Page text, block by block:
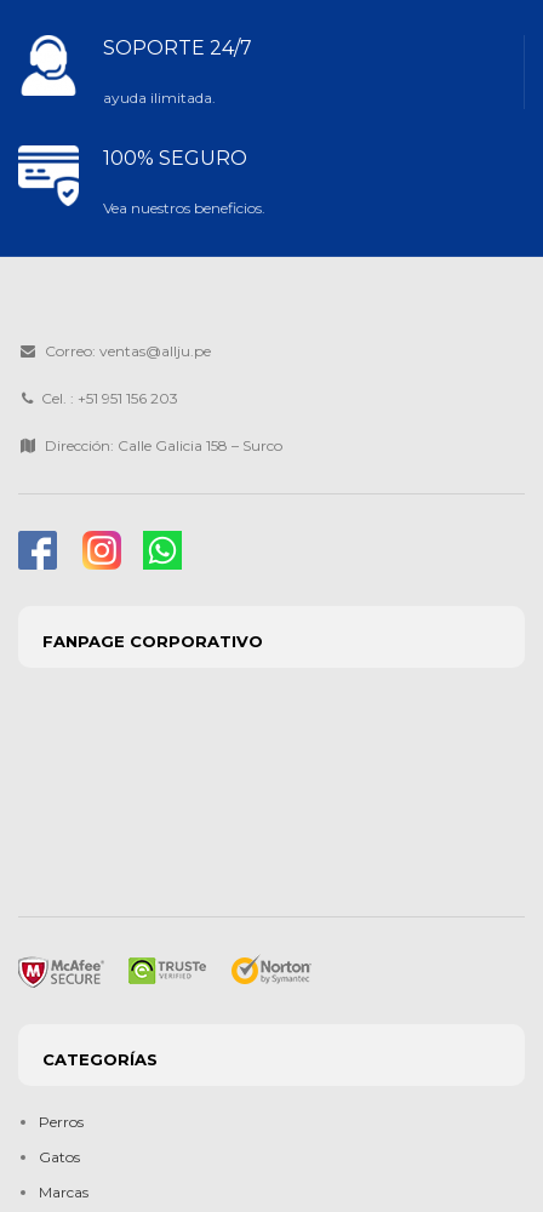
SOPORTE 24/7
ayuda ilimitada.
100% SEGURO
Vea nuestros beneficios.
Correo: ventas@allju.pe
Cel. : +51 951 156 203
Dirección: Calle Galicia 158 – Surco
FANPAGE CORPORATIVO
CATEGORÍAS
Perros
Gatos
Marcas